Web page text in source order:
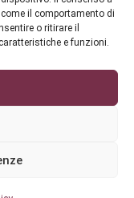
il comportamento di
o ritirare il
e funzioni.